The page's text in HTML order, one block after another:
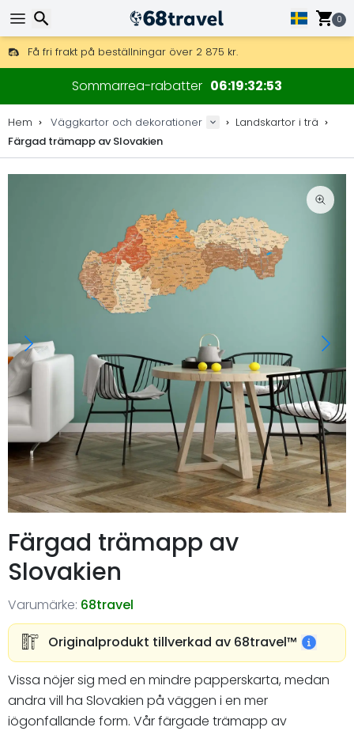
0
Få fri frakt på beställningar över 2 875 kr.
DHL Express över natten är också tillgängligt.
30 dagar för retur, 90 dagar för träkartor och dekorationer.
Sommarrea-rabatter 06 19 32 52
Hem Väggkartor och dekorationer
Landskartor i trä
Färgad trämapp av Slovakien
Färgad trämapp av
Slovakien
Varumärke: 68travel
Originalprodukt tillverkad av 68travel™️
Vissa nöjer sig med en mindre papperskarta, medan
andra vill ha Slovakien på väggen i en mer
iögonfallande form. Vår färgade trämapp av
Sök